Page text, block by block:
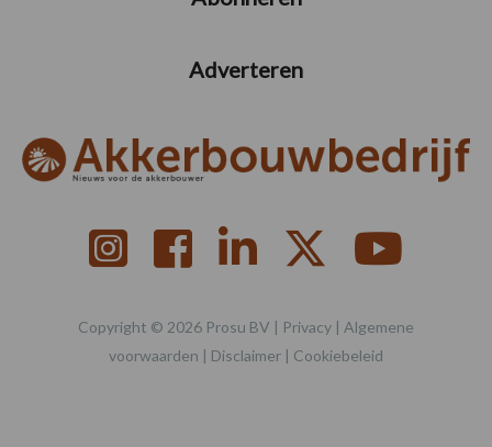
Adverteren
Copyright © 2026 Prosu BV | Privacy | Algemene
voorwaarden | Disclaimer | Cookiebeleid